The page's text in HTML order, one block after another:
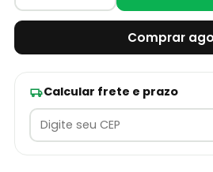
Comprar
Calcular frete e prazo